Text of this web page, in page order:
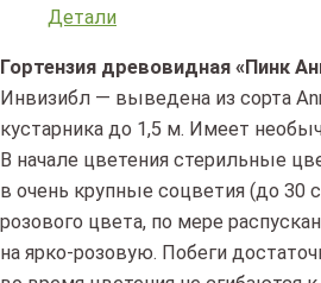
Детали
Гортензия древовидная «Пинк
Инвизибл — выведена из сорта
кустарника до 1,5 м. Имеет
В начале цветения стерильные
в очень крупные соцветия (до 30
розового цвета, по мере
на ярко-розовую. Побеги